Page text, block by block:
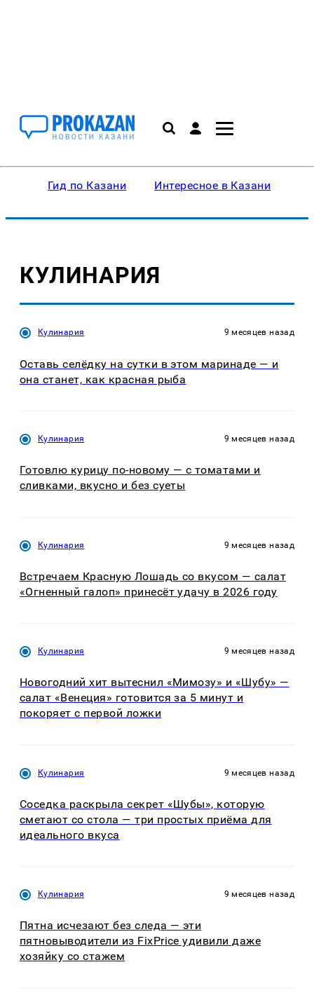
Гид по Казани Интересное в Казани
КУЛИНАРИЯ
Кулинария 9 месяцев назад
Оставь селёдку на сутки в этом маринаде — и
она станет, как красная рыба
Кулинария 9 месяцев назад
Готовлю курицу по-новому — с томатами и
сливками, вкусно и без суеты
Кулинария 9 месяцев назад
Встречаем Красную Лошадь со вкусом — салат
«Огненный галоп» принесёт удачу в 2026 году
Кулинария 9 месяцев назад
Новогодний хит вытеснил «Мимозу» и «Шубу» —
салат «Венеция» готовится за 5 минут и
покоряет с первой ложки
Кулинария 9 месяцев назад
Соседка раскрыла секрет «Шубы», которую
сметают со стола — три простых приёма для
идеального вкуса
Кулинария 9 месяцев назад
Пятна исчезают без следа — эти
пятновыводители из FixPrice удивили даже
хозяйку со стажем